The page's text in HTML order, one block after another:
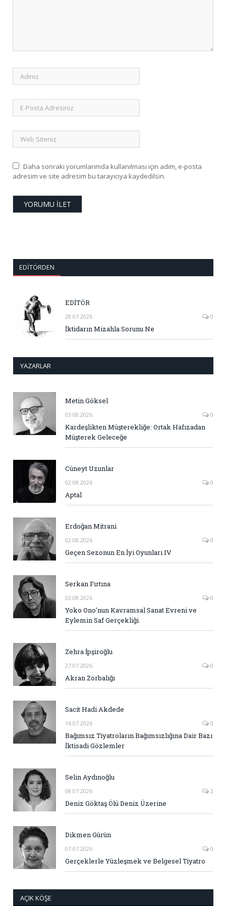
Daha sonraki yorumlarımda kullanılması için adım, e-posta
adresim ve site adresim bu tarayıcıya kaydedilsin.
EDITÖRDEN
EDİTÖR
28.07.2026 0
İktidarın Mizahla Sorunu Ne
YAZARLAR
Metin Göksel
03.08.2026 0
Kardeşlikten Müşterekliğe: Ortak Hafızadan
Müşterek Geleceğe
Cüneyt Uzunlar
02.08.2026 0
Aptal
Erdoğan Mitrani
02.08.2026 0
Geçen Sezonun En İyi Oyunları IV
Serkan Fırtına
02.08.2026 0
Yoko Ono’nun Kavramsal Sanat Evreni ve
Eylemin Saf Gerçekliği
Zehra İpşiroğlu
27.07.2026 0
Akran Zorbalığı
Sacit Hadi Akdede
14.07.2026 0
Bağımsız Tiyatroların Bağımsızlığına Dair Bazı
İktisadi Gözlemler
Selin Aydınoğlu
08.07.2026 2
Deniz Göktaş Ölü Deniz Üzerine
Dikmen Gürün
07.07.2026 0
Gerçeklerle Yüzleşmek ve Belgesel Tiyatro
AÇIK KÖŞE